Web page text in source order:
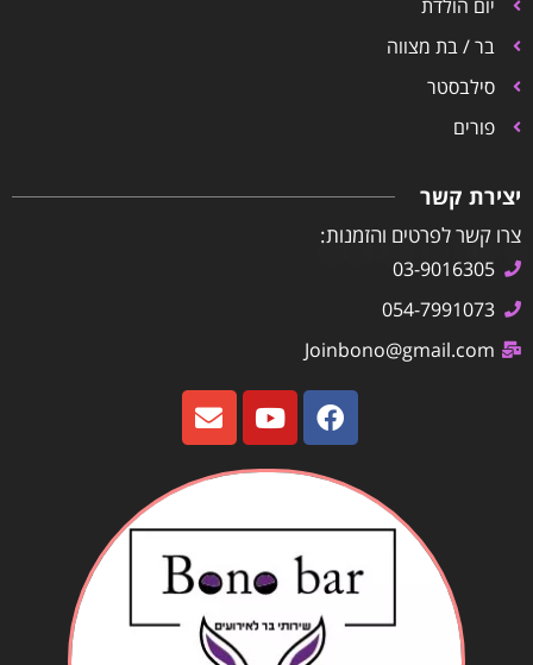
יום הולדת
בר / בת מצווה
סילבסטר
פורים
יצירת קשר
צרו קשר לפרטים והזמנות:
03-9016305
054-7991073
Joinbono@gmail.com